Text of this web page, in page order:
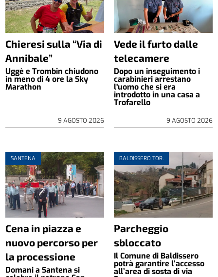
Chieresi sulla “Via di
Annibale”
Uggè e Trombin chiudono
in meno di 4 ore la Sky
Marathon
9 AGOSTO 2026
Vede il furto dalle
telecamere
Dopo un inseguimento i
carabinieri arrestano
l'uomo che si era
introdotto in una casa a
Trofarello
9 AGOSTO 2026
SANTENA
Cena in piazza e
nuovo percorso per
la processione
Domani a Santena si
BALDISSERO TOR.
Parcheggio
sbloccato
Il Comune di Baldissero
potrà garantire l’accesso
all’area di sosta di via